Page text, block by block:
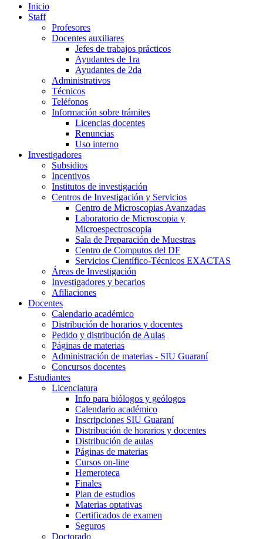
Inicio
Staff
Profesores
Docentes auxiliares
Jefes de trabajos prácticos
Ayudantes de 1ra
Ayudantes de 2da
Administrativos
Técnicos
Teléfonos
Información sobre trámites
Licencias docentes
Renuncias
Uso interno
Investigadores
Subsidios
Incentivos
Institutos de investigación
Centros de Investigación y Servicios
Centro de Microscopias Avanzadas
Laboratorio de Microscopia y
Microespectroscopia
Sala de Preparación de Muestras
Centro de Computos del DF
Servicios Científico-Técnicos EXACTAS
Áreas de Investigación
Investigadores y becarios
Afiliaciones
Docentes
Calendario académico
Distribución de horarios y docentes
Pedido y distribución de Aulas
Páginas de materias
Administración de materias - SIU Guaraní
Concursos docentes
Estudiantes
Licenciatura
Info para biólogos y geólogos
Calendario académico
Inscripciones SIU Guaraní
Distribución de horarios y docentes
Distribución de aulas
Páginas de materias
Cursos on-line
Hemeroteca
Finales
Plan de estudios
Materias optativas
Certificados de examen
Seguros
Doctorado